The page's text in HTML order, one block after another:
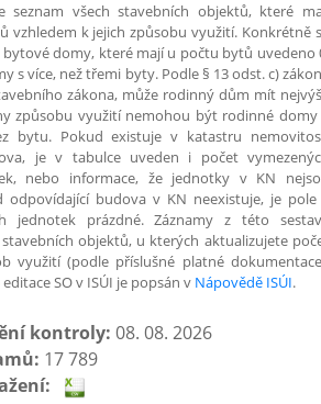
seznam všech stavebních objektů, které
vzhledem k jejich způsobu využití. Konkrétně
domy, které mají u počtu bytů uvedeno
s více, než třemi byty. Podle § 13 odst. c)
zákona, může rodinný dům mít
způsobu využití nemohou být rodinné domy
bytu. Pokud existuje v katastru
je v tabulce uveden i počet
nebo informace, že jednotky v KN
odpovídající budova v KN neexistuje, je pole
jednotek prázdné. Záznamy z této
objektů, u kterých aktualizujete
využití (podle příslušné platné
SO v ISÚI je popsán v Nápovědě ISÚI.
kontroly: 08. 08. 2026
17 789